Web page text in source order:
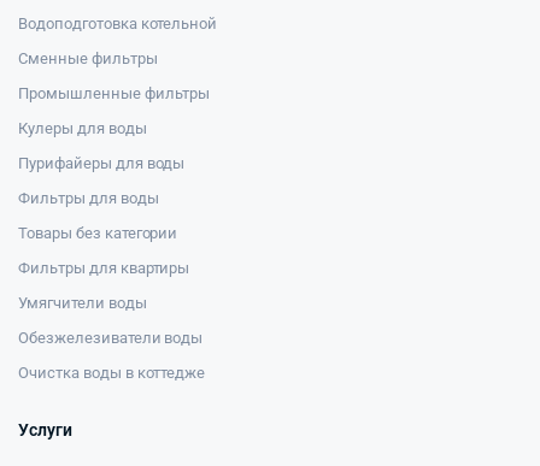
Водоподготовка котельной
Сменные фильтры
Промышленные фильтры
Кулеры для воды
Пурифайеры для воды
Фильтры для воды
Товары без категории
Фильтры для квартиры
Умягчители воды
Обезжелезиватели воды
Очистка воды в коттедже
Услуги